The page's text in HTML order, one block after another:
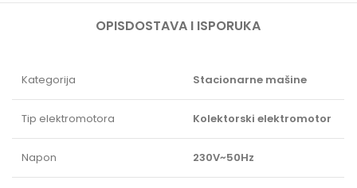
OPISDOSTAVA I ISPORUKA
Kategorija Stacionarne mašine
Tip elektromotora Kolektorski elektromotor
Napon 230V~50Hz